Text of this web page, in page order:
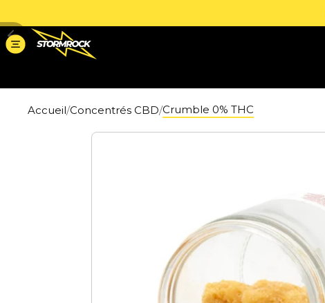
Accueil Concentrés CBD Crumble 0% THC